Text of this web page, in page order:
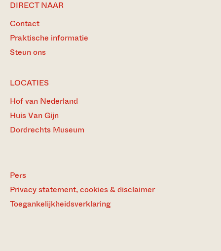
DIRECT NAAR
Contact
Praktische informatie
Steun ons
LOCATIES
Hof van Nederland
Huis Van Gijn
Dordrechts Museum
Pers
Privacy statement, cookies & disclaimer
Toegankelijkheidsverklaring